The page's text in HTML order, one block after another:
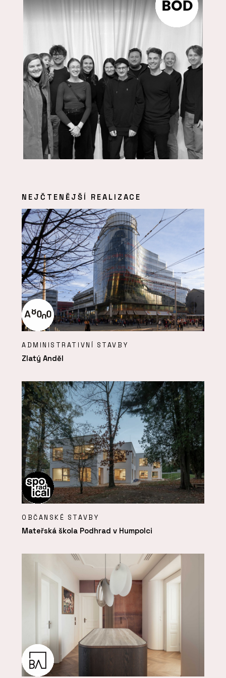
NEJČTENĚJŠÍ REALIZACE
ADMINISTRATIVNÍ STAVBY
Zlatý Anděl
OBČANSKÉ STAVBY
Mateřská škola Podhrad v Humpolci